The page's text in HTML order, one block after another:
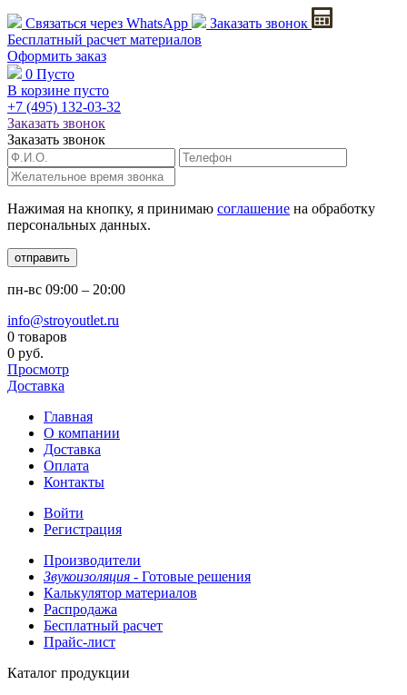
Связаться через WhatsApp
Заказать звонок
Бесплатный расчет материалов
Оформить заказ
0 Пусто
В корзине пусто
+7 (495) 132-03-32
Заказать звонок
Заказать звонок
Нажимая на кнопку, я принимаю соглашение на обработку
персональных данных.
отправить
пн-вс 09:00 – 20:00
info@stroyoutlet.ru
0 товаров
0 руб.
Просмотр
Доставка
Главная
О компании
Доставка
Оплата
Контакты
Войти
Регистрация
Производители
Звукоизоляция - Готовые решения
Калькулятор материалов
Распродажа
Бесплатный расчет
Прайс-лист
Каталог продукции